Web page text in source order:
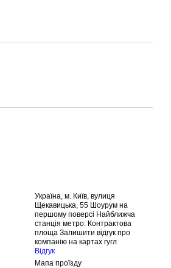
Україна, м. Київ, вулиця
Щекавицька, 55 Шоурум на
першому поверсі Найближча
станція метро: Контрактова
площа Залишити відгук про
компанію на картах гугл
Відгук
Мапа проїзду